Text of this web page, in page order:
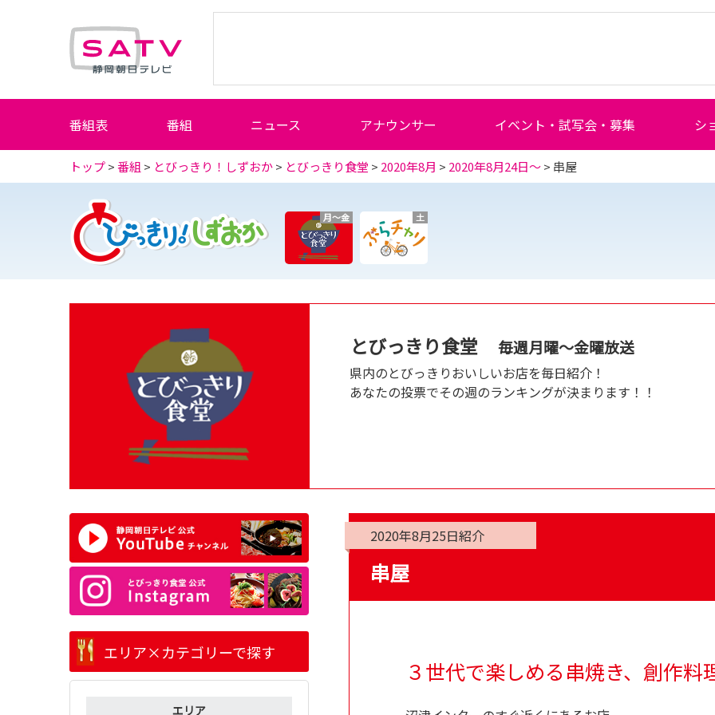
番組表 番組 ニュース アナウンサー イベント・試写会・募集 シ
トップ>番組 > とびっきり！しずおか> とびっきり食堂 > 2020年8月 > 2020年8月24日～> 串屋
月～金 土
とびっきり食堂 毎週月曜～金曜放送
県内のとびっきりおいしいお店を毎日紹介！
あなたの投票でその週のランキングが決まります！！
2020年8月25日紹介
串屋
３世代で楽しめる串焼き、創作料
エリア×カテゴリーで探す
エリア